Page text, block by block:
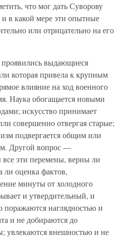
что мог дать Суворову
в какой мере эти опытные
или отрицательно на его
выдающиеся
которая привела к крупным
влияние на ход военного
Наука обогащается новыми
искусство принимает
совершенно отвергая старые;
подвергается общим или
Другой вопрос —
эти перемены, верны ли
ли оценка фактов,
минуты от холодного
и утвердительный, и
поражаются наглядностью и
и не добираются до
увлекаются внешностью и не